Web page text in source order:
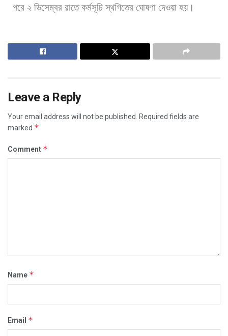
পরে ২ ডিসেম্বর রাতে কর্মসূচি স্থগিতের ঘোষণা দেওয়া হয়।
Leave a Reply
Your email address will not be published.
Required fields are
marked *
Comment *
Name *
Email *